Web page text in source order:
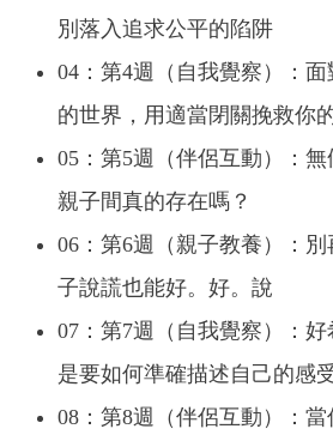
別落入追求公平的陷阱
04：第4週（自我覺察）：面
的世界，用適當閉關挽救你
05：第5週（伴侶互動）：
親子間真的存在嗎？
06：第6週（親子教養）：
子說謊也能好。好。說
07：第7週（自我覺察）：
是要如何準確描述自己的感
08：第8週（伴侶互動）：